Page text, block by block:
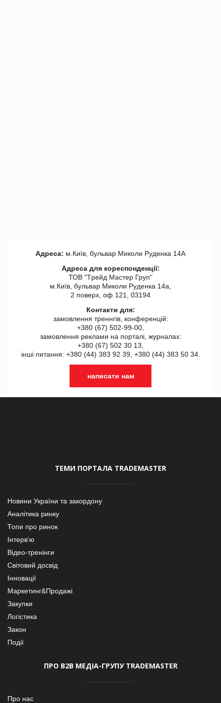
Адреса: м.Київ, бульвар Миколи Руденка 14А
Адреса для кореспонденції:
ТОВ "Tрейд Мастер Груп"
м.Київ, бульвар Миколи Руденка 14а,
2 поверх, оф 121, 03194
Контакти для:
замовлення треннгів, конференцій:
+380 (67) 502-99-00,
замовлення реклами на порталі, журналах:
+380 (67) 502 30 13,
інші питання: +380 (44) 383 92 39, +380 (44) 383 50 34.
написати нам
ТЕМИ ПОРТАЛА TRADEMASTER
Новини України та закордону
Аналітика ринку
Топи про ринок
Інтерв’ю
Відео-тренінги
Світовий досвід
Інновації
Маркетинг&Продажі
Закупки
Логістика
Закон
Події
ПРО В2В МЕДІА-ГРУПУ TRADEMASTER
Про нас